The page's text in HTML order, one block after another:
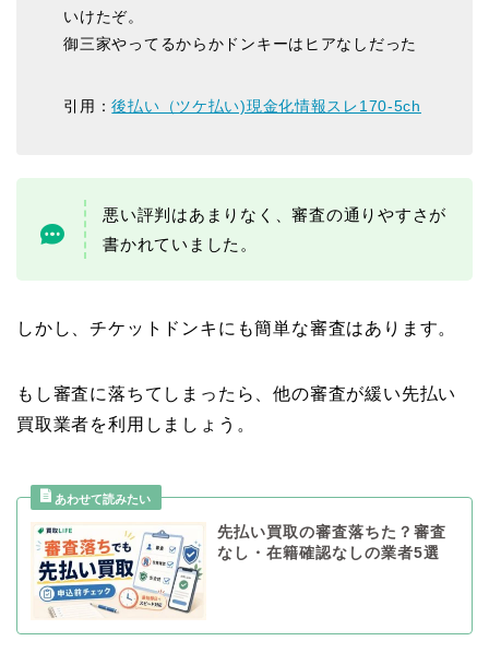
いけたぞ。
御三家やってるからかドンキーはヒアなしだった
引用：後払い（ツケ払い)現金化情報スレ170-5ch
悪い評判はあまりなく、審査の通りやすさが
書かれていました。
しかし、チケットドンキにも簡単な審査はあります。
もし審査に落ちてしまったら、他の審査が緩い先払い
買取業者を利用しましょう。
先払い買取の審査落ちた？審査
なし・在籍確認なしの業者5選